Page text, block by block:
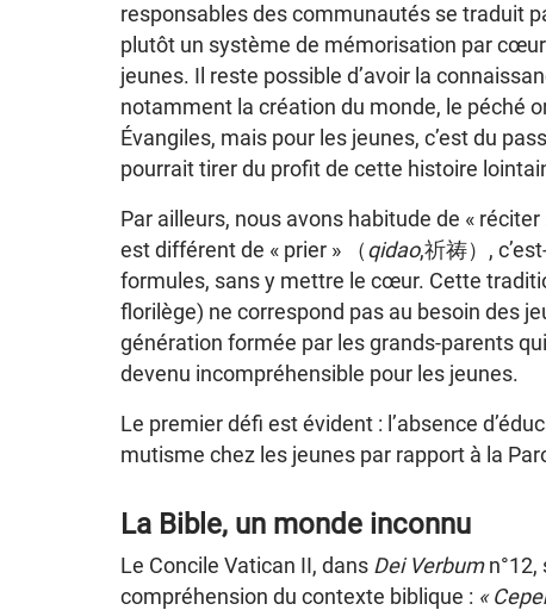
responsables des communautés se traduit
plutôt un système de mémorisation par
jeunes. Il reste possible d’avoir la
notamment la création du monde, le péché
Évangiles, mais pour les jeunes, c’est du
pourrait tirer du profit de cette histoire
Par ailleurs, nous avons habitude de « réciter
est différent de « prier » （qidao,祈祷）,
formules, sans y mettre le cœur. Cette
florilège) ne correspond pas au besoin des
génération formée par les grands-parents
devenu incompréhensible pour les jeunes.
Le premier défi est évident : l’absence
mutisme chez les jeunes par rapport à la
La Bible, un monde inconnu
Le Concile Vatican II, dans Dei Verbumn°12,
compréhension du contexte biblique : «